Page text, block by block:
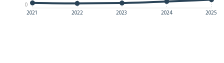
2021 2022 2023 2024 2025
0